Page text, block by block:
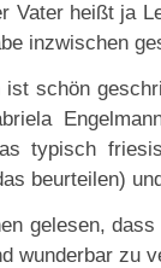
Vater heißt ja
inzwischen
schön
typisch
beurteilen)
gelesen,
wunderbar zu